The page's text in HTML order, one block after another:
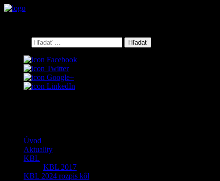
Facebook
Twitter
Google+
LinkedIn
Úvod
Aktuality
KBL
KBL 2017
KBL 2024 rozpis kôl